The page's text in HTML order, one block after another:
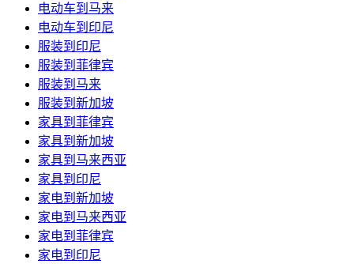
电动车到马来
电动车到印尼
服装到印尼
服装到菲律宾
服装到马来
服装到新加坡
家具到菲律宾
家具到新加坡
家具到马来西亚
家具到印尼
家电到新加坡
家电到马来西亚
家电到菲律宾
家电到印尼